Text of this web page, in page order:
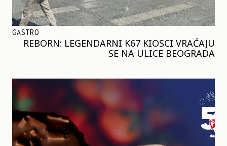
GASTRO
REBORN: LEGENDARNI K67 KIOSCI VRAĆAJU
SE NA ULICE BEOGRADA